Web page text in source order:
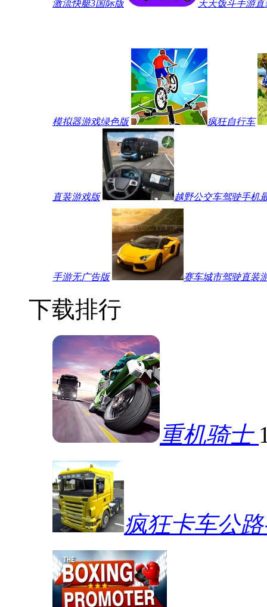
激流快艇3国际版 天天饭斗手游直
模拟器游戏绿色版 疯狂自行车
直装游戏版 越野公交车驾驶手机
手游无广告版 赛车城市驾驶直装
下载排行
重机骑士
疯狂卡车公